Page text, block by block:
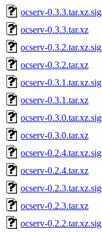
ocserv-0.3.3.tar.xz.sig
ocserv-0.3.3.tar.xz
ocserv-0.3.2.tar.xz.sig
ocserv-0.3.2.tar.xz
ocserv-0.3.1.tar.xz.sig
ocserv-0.3.1.tar.xz
ocserv-0.3.0.tar.xz.sig
ocserv-0.3.0.tar.xz
ocserv-0.2.4.tar.xz.sig
ocserv-0.2.4.tar.xz
ocserv-0.2.3.tar.xz.sig
ocserv-0.2.3.tar.xz
ocserv-0.2.2.tar.xz.sig